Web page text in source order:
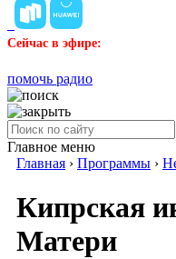
Сейчас в эфире:
помочь радио
Главное меню
Главная › Программы ›
Кипрская
Матери